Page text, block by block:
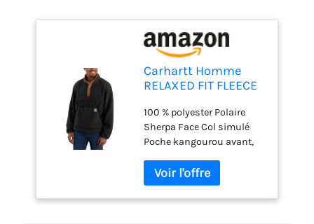
Carhartt Homme
RELAXED FIT FLEECE
polaire, Black, L
100 % polyester Polaire
Sherpa Face Col simulé
Poche kangourou avant,
poche sur le côté et sur le
dessus Fermeture avant à
quatre boutons